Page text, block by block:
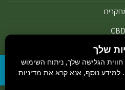
שלך
הגלישה שלך, ניתוח השימוש
נוסף, אנא קרא את מדיניות